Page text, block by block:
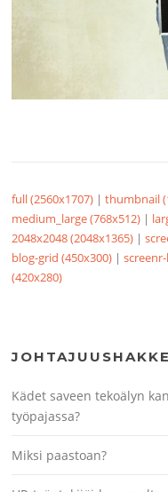
full (2560x1707) |thumbnail
medium_large (768x512) |
2048x2048 (2048x1365) |
blog-grid (450x300) |
(420x280)
Kädet saveen tekoälyn
työpajassa?
Miksi paastoan?